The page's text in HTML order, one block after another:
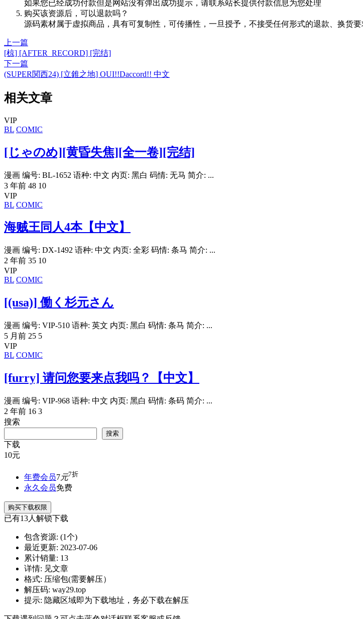
如果您已经成功付款但是网站没有弹出成功提示，请联系站长提供付款信息为您处理
购买该资源后，可以退款吗？
源码素材属于虚拟商品，具有可复制性，可传播性，一旦授予，不接受任何形式的退款、换货
上一篇
[椋] [AFTER_RECORD] [完结]
下一篇
(SUPER関西24) [立錐之地] OUI!!Daccord!! 中文
相关文章
VIP
BL COMIC
[じゃのめ][黄昏失焦][全一卷][完结]
漫画 编号: BL-1652 语种: 中文 内页: 黑白 码情: 无马 简介: ...
3 年前 48 10
VIP
BL COMIC
海贼王同人4本【中文】
漫画 编号: DX-1492 语种: 中文 内页: 全彩 码情: 条马 简介: ...
2 年前 35 10
VIP
BL COMIC
[(usa)] 働く杉元さん
漫画 编号: VIP-510 语种: 英文 内页: 黑白 码情: 条马 简介: ...
5 月前 25 5
VIP
BL COMIC
[furry] 请问您要来点我吗？【中文】
漫画 编号: VIP-968 语种: 中文 内页: 黑白 码情: 条码 简介: ...
2 年前 16 3
搜索
搜索
下载
10元
年费会员7元7折
永久会员免费
购买下载权限
已有13人解锁下载
包含资源: (1个)
最近更新: 2023-07-06
累计销量: 13
详情: 见文章
格式: 压缩包(需要解压）
解压码: way29.top
提示: 隐藏区域即为下载地址，务必下载在解压